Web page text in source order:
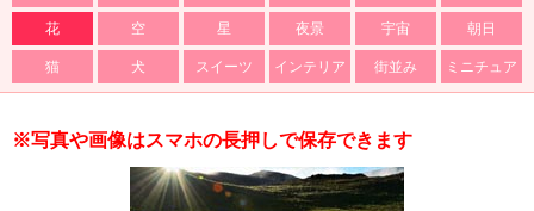
花 空 星 夜景 宇宙 朝日
猫 犬 スイーツ インテリア 街並み ミニチュア
※写真や画像はスマホの長押しで保存できます